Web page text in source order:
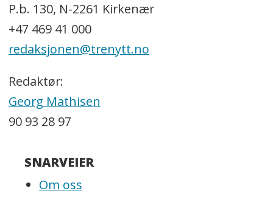
P.b. 130, N-2261 Kirkenær
+47 469 41 000
redaksjonen@trenytt.no
Redaktør:
Georg Mathisen
90 93 28 97
SNARVEIER
Om oss